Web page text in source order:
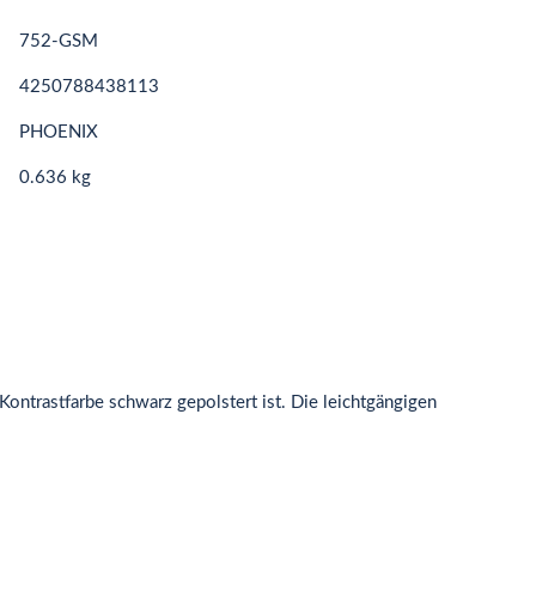
752-GSM
4250788438113
PHOENIX
0.636 kg
schwarz gepolstert ist. Die leichtgängigen